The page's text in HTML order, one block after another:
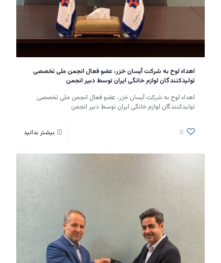
اهداء لوح به شرکت آیسان خزر، عضو فعال انجمن ملی تخصصی
تولیدکنندگان لوازم خانگی ایران توسط دبیر انجمن
اهداء لوح به شرکت آیسان خزر، عضو فعال انجمن ملی تخصصی
تولیدکنندگان لوازم خانگی ایران توسط دبیر انجمن
0 بیشتر بدانید